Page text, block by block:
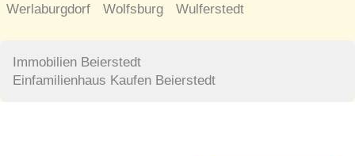
Werlaburgdorf
Wolfsburg Wulferstedt
Immobilien Beierstedt
Einfamilienhaus Kaufen Beierstedt